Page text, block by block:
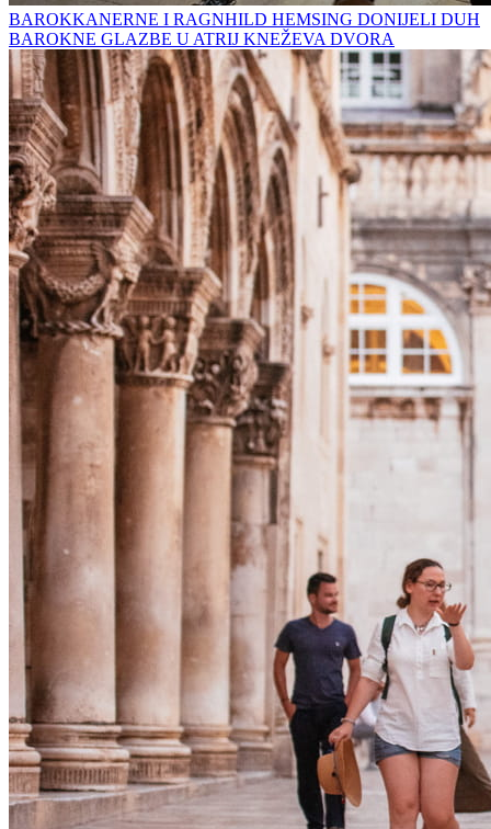
BAROKKANERNE I RAGNHILD HEMSING DONIJELI DUH
BAROKNE GLAZBE U ATRIJ KNEŽEVA DVORA